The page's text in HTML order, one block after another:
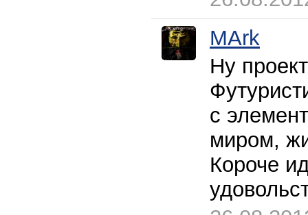
MArk
Ну
с
миром,
Короче